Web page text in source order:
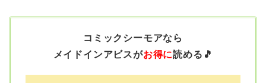
コミックシーモアなら
メイドインアビスがお得に読める🎵